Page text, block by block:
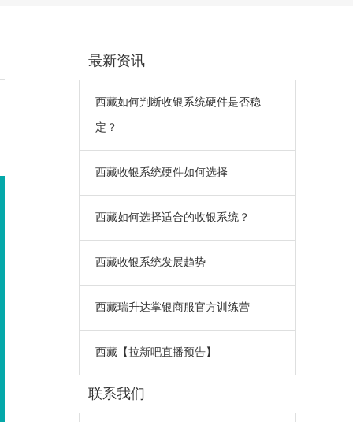
最新资讯
西藏如何判断收银系统硬件是否稳
定？
西藏收银系统硬件如何选择
西藏如何选择适合的收银系统？
西藏收银系统发展趋势
西藏瑞升达掌银商服官方训练营
西藏【拉新吧直播预告】
联系我们